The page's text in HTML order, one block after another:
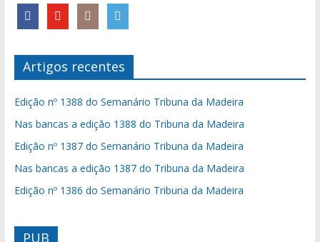
Artigos recentes
Edição nº 1388 do Semanário Tribuna da Madeira
Nas bancas a edição 1388 do Tribuna da Madeira
Edição nº 1387 do Semanário Tribuna da Madeira
Nas bancas a edição 1387 do Tribuna da Madeira
Edição nº 1386 do Semanário Tribuna da Madeira
PUB